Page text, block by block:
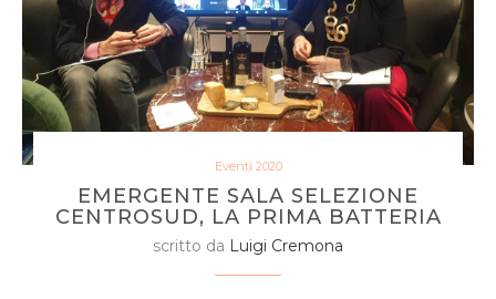
Eventi 2020
EMERGENTE SALA SELEZIONE
CENTROSUD, LA PRIMA BATTERIA
scritto da Luigi Cremona